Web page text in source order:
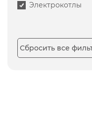
Электрокотлы
Сбросить все